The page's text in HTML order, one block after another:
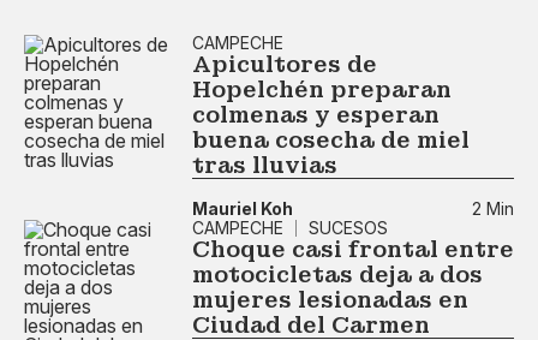
CAMPECHE
Apicultores de
Hopelchén preparan
colmenas y esperan
buena cosecha de miel
tras lluvias
Mauriel Koh
2 Min
CAMPECHE
SUCESOS
Choque casi frontal entre
motocicletas deja a dos
mujeres lesionadas en
Ciudad del Carmen